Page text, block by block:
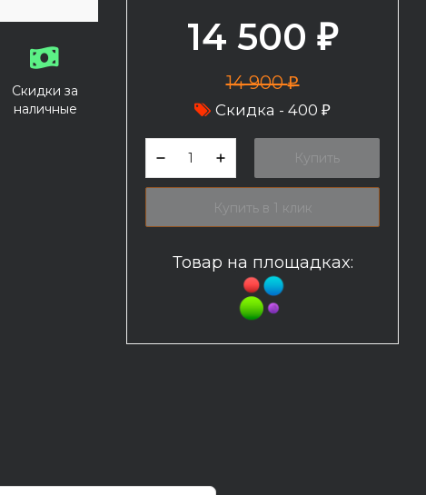
Скидки за
наличные
14 500 ₽
14 900₽
Скидка - 400 ₽
Купить
Купить в 1 клик
Товар на площадках: